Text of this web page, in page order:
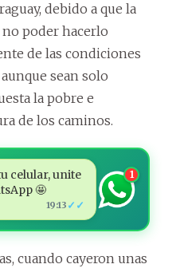
debido a que la
poder hacerlo
de las condiciones
sean solo
la pobre e
de los caminos.
celular, unite
🤩
19:13 ✓✓
1
cuando cayeron unas